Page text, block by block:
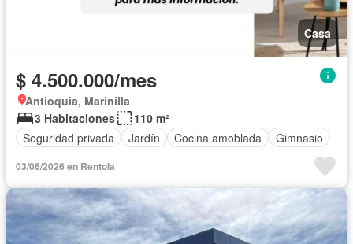
Casa
$ 4.500.000/mes
Antioquia, Marinilla
3 Habitaciones
110 m²
Seguridad privada
Jardín Cocina amoblada Gimnasio
03/06/2026 en Rentola